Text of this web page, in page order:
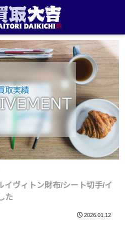
取実績
イヴィトン財布/シート切手/イ
た
2026.01.12